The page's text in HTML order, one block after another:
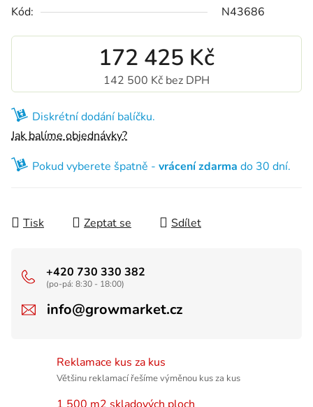
Kód:
N43686
172 425 Kč
142 500 Kč bez DPH
Diskrétní dodání balíčku.
Jak balíme objednávky?
Pokud vyberete špatně - vrácení zdarma do 30 dní.
Tisk Zeptat se Sdílet
+420 730 330 382
(po-pá: 8:30 - 18:00)
info@growmarket.cz
Reklamace kus za kus
Většinu reklamací řešíme výměnou kus za kus